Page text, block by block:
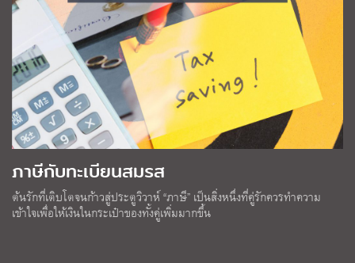
ภาษีกับทะเบียนสมรส
ต้นรักที่เติบโตจนก้าวสู่ประตูวิวาห์ “ภาษี” เป็นสิ่งหนึ่งที่คู่รักควรทำความ
เข้าใจเพื่อให้เงินในกระเป๋าของทั้งคู่เพิ่มมากขึ้น